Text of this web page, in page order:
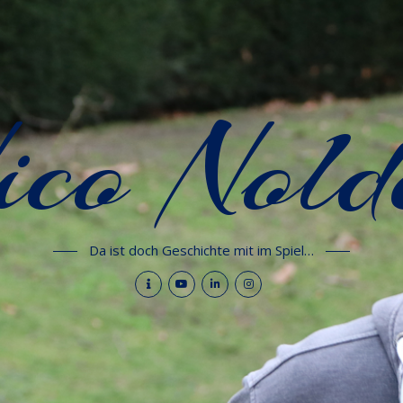
Da ist doch Geschichte mit im Spiel…